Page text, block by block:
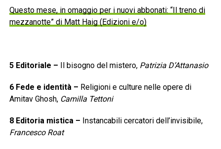
Questo mese, in omaggio per i nuovi abbonati: “Il treno di
mezzanotte” di Matt Haig (Edizioni e/o)
5 Editoriale – Il bisogno del mistero, Patrizia D’Attanasio
6 Fede e identità– Religioni e culture nelle opere di
Amitav Ghosh, Camilla Tettoni
8 Editoria mistica– Instancabili cercatori dell’invisibile,
Francesco Roat